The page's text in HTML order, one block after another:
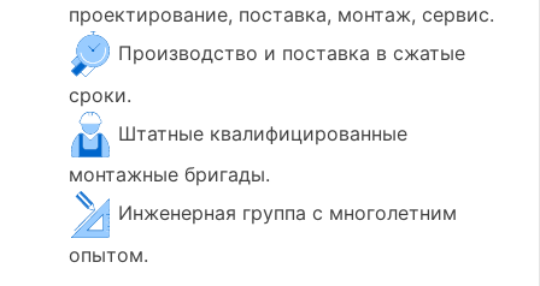
проектирование, поставка, монтаж, сервис.
Производство и поставка в сжатые
сроки.
Штатные квалифицированные
монтажные бригады.
Инженерная группа с многолетним
опытом.